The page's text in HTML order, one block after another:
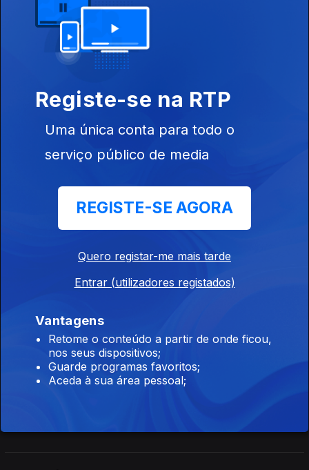
Edição I Sandra Pimenta
Edição I Sandra Pimenta
17 jul. 2026
Edição | Saes Furtado
15 jul. 2026
Registe-se na RTP
Uma única conta para todo o
serviço público de media
REGISTE-SE AGORA
Quero registar-me mais tarde
Entrar (utilizadores registados)
Vantagens
Retome o conteúdo a partir de onde ficou,
nos seus dispositivos;
Guarde programas favoritos;
Aceda à sua área pessoal;